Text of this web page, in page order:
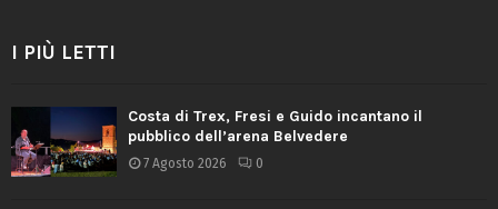
I PIÙ LETTI
Costa di Trex, Fresi e Guido incantano il
pubblico dell’arena Belvedere
7 Agosto 2026 0